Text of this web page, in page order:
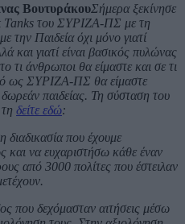
ΒουτυράκουΣήμερα ξεκίνησε
Tanks του ΣΥΡΙΖΑ-ΠΣ με τη
την Παιδεία όχι μόνο γιατί
και γιατί είναι βασικός πυλώνας
τι άνθρωποι θα είμαστε και σε τι
ως ΣΥΡΙΖΑ-ΠΣ θα είμαστε
παιδείας. Τη σύσταση του
δείτε εδώ:
που έχουμε
και να ευχαριστήσω κάθε έναν
από 3000 πολίτες που έστειλαν
που δεχόμασταν αιτήσεις μέσω